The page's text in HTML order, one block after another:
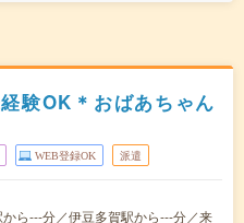
験OK＊おばあちゃん
WEB登録OK 派遣
ら---分／伊豆多賀駅から---分／来